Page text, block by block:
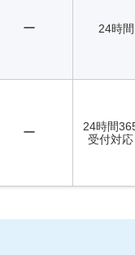
ー 24時間
ー
24時間
受付対応